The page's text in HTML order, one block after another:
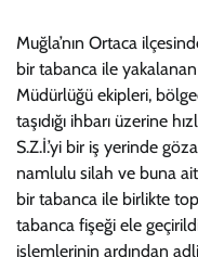
Muğla’nın Ortaca
bir tabanca ile
Müdürlüğü ekipleri,
taşıdığı ihbarı üzerine
S.Z.İ.’yi bir iş yerinde
namlulu silah ve buna ait
bir tabanca ile birlikte
tabanca fişeği ele
işlemlerinin ardından